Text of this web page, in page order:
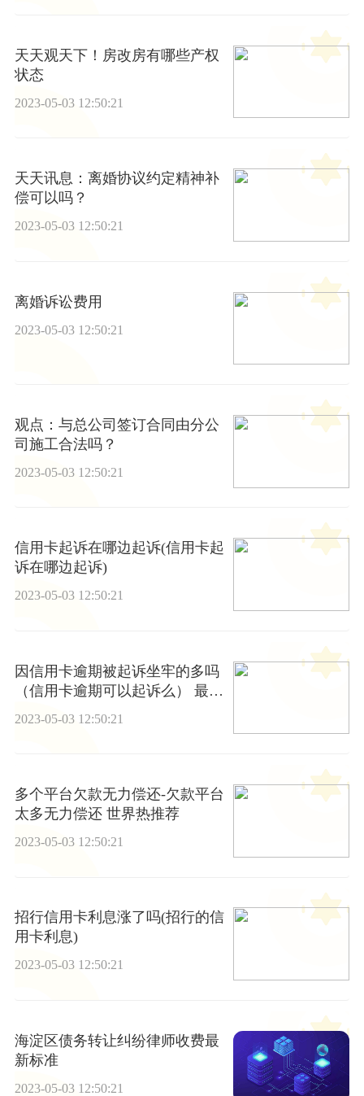
天天观天下！房改房有哪些产权
状态
2023-05-03 12:50:21
天天讯息：离婚协议约定精神补
偿可以吗？
2023-05-03 12:50:21
离婚诉讼费用
2023-05-03 12:50:21
观点：与总公司签订合同由分公
司施工合法吗？
2023-05-03 12:50:21
信用卡起诉在哪边起诉(信用卡起
诉在哪边起诉)
2023-05-03 12:50:21
因信用卡逾期被起诉坐牢的多吗
（信用卡逾期可以起诉么） 最新
2023-05-03 12:50:21
多个平台欠款无力偿还-欠款平台
太多无力偿还 世界热推荐
2023-05-03 12:50:21
招行信用卡利息涨了吗(招行的信
用卡利息)
2023-05-03 12:50:21
海淀区债务转让纠纷律师收费最
新标准
2023-05-03 12:50:21